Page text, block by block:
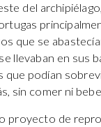
del
que se
llevaban en sus
que podían
sin comer ni
proyecto de